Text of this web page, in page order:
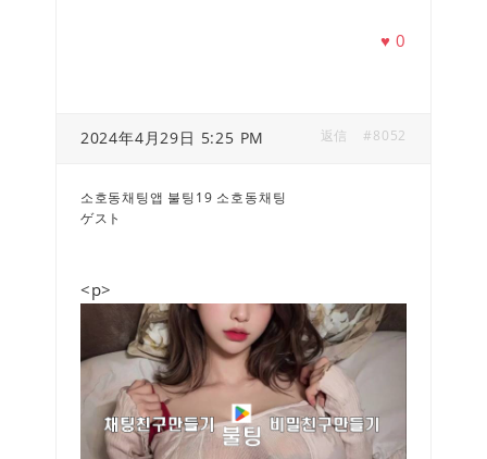
♥0
2024年4月29日 5:25 PM #8052
返信
소호동채팅앱 불팅19 소호동채팅
ゲスト
<p>